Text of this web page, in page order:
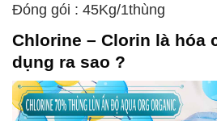
Đóng gói : 45Kg/1thùng
Chlorine – Clorin là hóa
dụng ra sao ?